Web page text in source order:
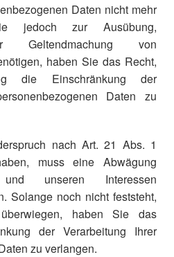
Daten nicht mehr
jedoch zur Ausübung,
Geltendmachung von
haben Sie das Recht,
die Einschränkung der
Daten zu
nach Art. 21 Abs. 1
muss eine Abwägung
unseren Interessen
Solange noch nicht feststeht,
haben Sie das
der Verarbeitung Ihrer
zu verlangen.